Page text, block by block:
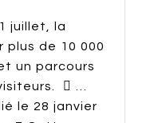
juillet, la
plus de 10 000
un parcours
 …
le 28 janvier